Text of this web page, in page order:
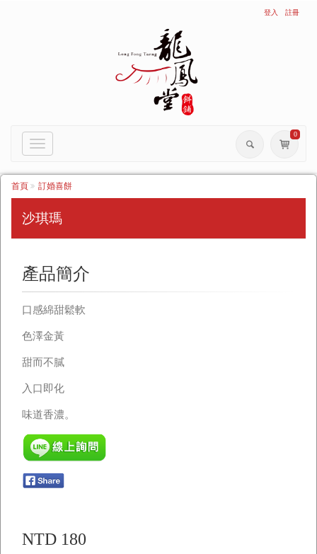
登入 註冊
Toggle
0
首頁 訂婚喜餅
沙琪瑪
產品簡介
口感綿甜鬆軟
色澤金黃
甜而不膩
入口即化
味道香濃。
NTD 180